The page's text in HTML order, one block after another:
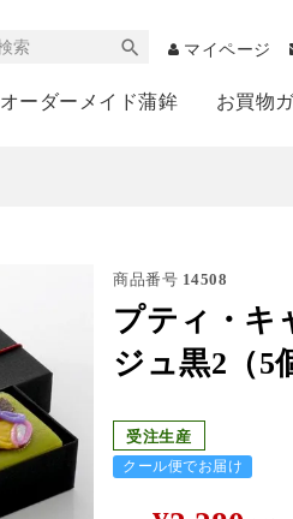
マイページ
オーダーメイド蒲鉾 お買物
商品番号 14508
プティ・
ジュ黒2（5
受注生産
クール便でお届け